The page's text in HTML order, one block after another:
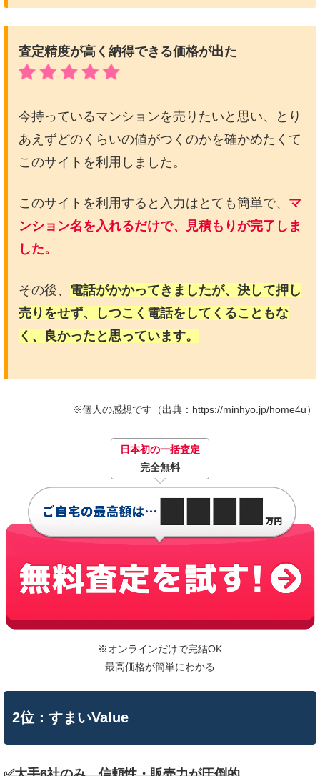
査定精度が高く納得できる価格が出た
今持っているマンションを売りたいと思い、とり
あえずどのくらいの値がつくのかを確かめたくて
このサイトを利用しました。
このサイトを利用すると入力はとても簡単で、 マ
ンション名を入れるだけで、見積もりが完了しま
した。
その後、 電話がかかってきましたが、決して押し
売りをせず、しつこく電話をしてくることもな
く、良かったと思っています。
※個人の感想です（出典：https://minhyo.jp/home4u）
日本初の一括査定
完全無料
※オンラインだけで完結OK
最高価格が簡単にわかる
2位：すまいValue